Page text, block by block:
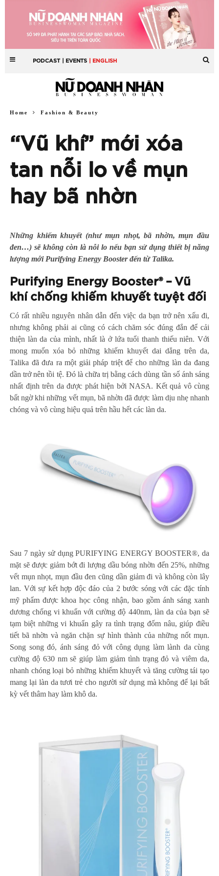
PODCAST | EVENTS | ENGLISH
Home Fashion & Beauty
“Vũ khí” mới xóa
tan nỗi lo về mụn
hay bã nhờn
Những khiếm khuyết (như mụn nhọt, bã nhờn, mụn đầu
đen…) sẽ không còn là nỗi lo nếu bạn sử dụng thiết bị năng
lượng mới Purifying Energy Booster đến từ Talika.
Purifying Energy Booster® – Vũ
khí chống khiếm khuyết tuyệt đối
Có rất nhiều nguyên nhân dẫn đến việc da bạn trở nên xấu đi,
nhưng không phải ai cũng có cách chăm sóc đúng đắn để cải
thiện làn da của mình, nhất là ở lứa tuổi thanh thiếu niên. Với
mong muốn xóa bỏ những khiếm khuyết dai dẳng trên da,
Talika đã đưa ra một giải pháp triệt để cho những làn da đang
dần trở nên tồi tệ. Đó là chữa trị bằng cách dùng tần số ánh sáng
nhất định trên da được phát hiện bởi NASA. Kết quả vô cùng
bất ngờ khi những vết mụn, bã nhờn đã được làm dịu nhẹ nhanh
chóng và vô cùng hiệu quả trên hầu hết các làn da.
Sau 7 ngày sử dụng PURIFYING ENERGY BOOSTER®, da
mặt sẽ được giảm bớt đi lượng dầu bóng nhờn đến 25%, những
vết mụn nhọt, mụn đầu đen cũng dần giảm đi và không còn lây
lan. Với sự kết hợp độc đáo của 2 bước sóng với các đặc tính
mỹ phẩm được khoa học công nhận, bao gồm ánh sáng xanh
dương chống vi khuẩn với cường độ 440nm, làn da của bạn sẽ
tạm biệt những vi khuẩn gây ra tình trạng đốm nâu, giúp điều
tiết bã nhờn và ngăn chặn sự hình thành của những nốt mụn.
Song song đó, ánh sáng đỏ với công dụng làm lành da cùng
cường độ 630 nm sẽ giúp làm giảm tình trạng đỏ và viêm da,
nhanh chóng loại bỏ những khiếm khuyết và tăng cường tái tạo
mang lại làn da tươi trẻ cho người sử dụng mà không để lại bất
kỳ vết thâm hay làm khô da.